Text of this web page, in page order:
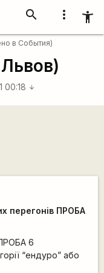
more_vert accessibility_new
search
в События)
00:18 arrow_downward
перегонів ПРОБА
6
“ендуро” або